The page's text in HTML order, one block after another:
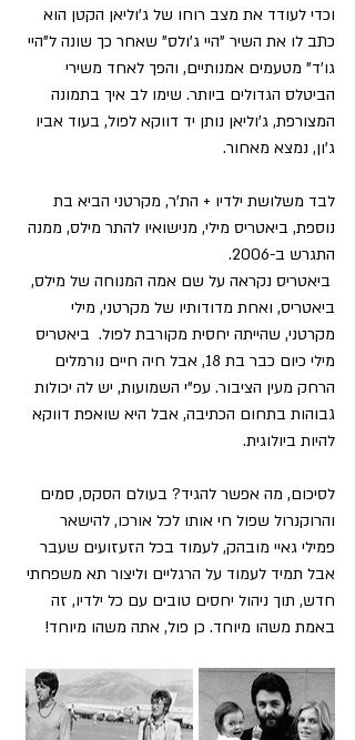
וכדי לעודד את מצב רוחו של ג'וליאן הקטן הוא
כתב לו את השיר "היי ג'ולס" שאחר כך שונה ל"היי
גו'ד" מטעמים אמנותיים, והפך לאחד משירי
הביטלס הגדולים ביותר. שימו לב איך בתמונה
המצורפת, ג'וליאן נותן יד דווקא לפול, בעוד אביו
ג'ון, נמצא מאחור.
לבד משלושת ילדיו + הת'ר, מקרטני הביא בת
נוספת, ביאטריס מילי, מנישואיו להתר מילס, ממנה
התגרש ב-2006.
ביאטריס נקראה על שם אמה המנוחה של מילס,
ביאטריס, ואחת מדודותיו של מקרטני, מילי
מקרטני, שהייתה יחסית מקורבת לפול.  ביאטריס
מילי כיום כבר בת 18, אבל חיה חיים נורמלים
הרחק מעין הציבור. עפ"י השמועות, יש לה יכולות
גבוהות בתחום הכתיבה, אבל היא שואפת דווקא
להיות ביולוגית.
לסיכום, מה אפשר להגיד? בעולם הסקס, סמים
והרוקנרול שפול חי אותו לכל אורכו, להישאר
פמילי גאיי מובהק, לעמוד בכל הזעזועים שעבר
אבל תמיד לעמוד על הרגליים וליצור תא משפחתי
חדש, תוך ניהול יחסים טובים עם כל ילדיו, זה
באמת משהו מיוחד. כן פול, אתה משהו מיוחד!